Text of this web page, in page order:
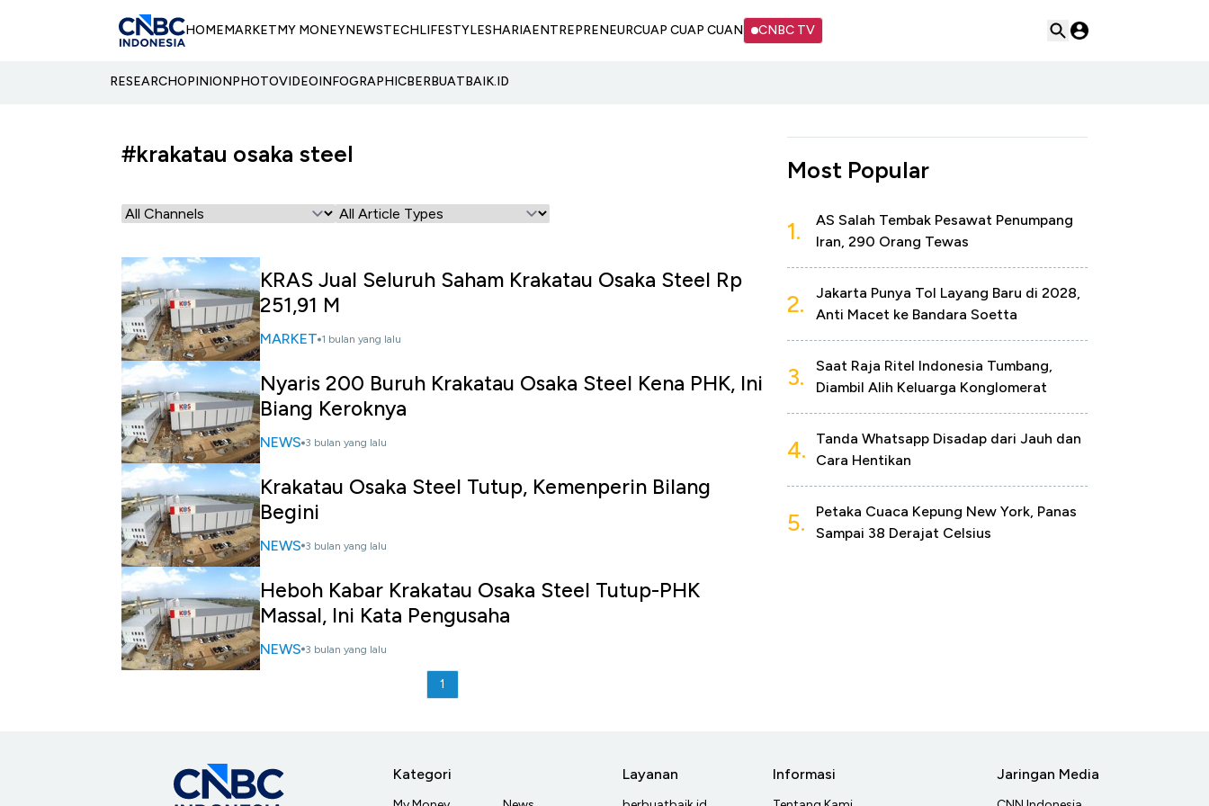
HOMEMARKETMY MONEYNEWSTECHLIFESTYLESHARIAENTREPRENEURCUAP CUAP CUAN CNBC TV
RESEARCHOPINIONPHOTOVIDEOINFOGRAPHICBERBUATBAIK.ID
#krakatau osaka steel
KRAS Jual Seluruh Saham Krakatau Osaka Steel Rp
251,91 M
MARKET 1 bulan yang lalu
Nyaris 200 Buruh Krakatau Osaka Steel Kena PHK, Ini
Biang Keroknya
NEWS 3 bulan yang lalu
Krakatau Osaka Steel Tutup, Kemenperin Bilang
Begini
NEWS 3 bulan yang lalu
Heboh Kabar Krakatau Osaka Steel Tutup-PHK
Massal, Ini Kata Pengusaha
NEWS 3 bulan yang lalu
1
Most Popular
1.
AS Salah Tembak Pesawat Penumpang
Iran, 290 Orang Tewas
2.
Jakarta Punya Tol Layang Baru di 2028,
Anti Macet ke Bandara Soetta
3.
Saat Raja Ritel Indonesia Tumbang,
Diambil Alih Keluarga Konglomerat
4.
Tanda Whatsapp Disadap dari Jauh dan
Cara Hentikan
5.
Petaka Cuaca Kepung New York, Panas
Sampai 38 Derajat Celsius
Kategori Layanan Informasi Jaringan Media